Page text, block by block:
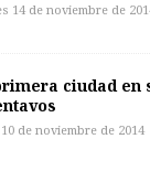
14 de noviembre de
ciudad en
de noviembre de 2014